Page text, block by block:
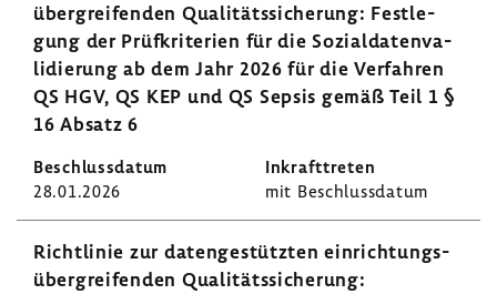
über­grei­fenden Quali­täts­si­che­rung: Fest­le­
gung der Prüf­kri­te­rien für die Sozi­al­da­ten­va­
li­die­rung ab dem Jahr 2026 für die Verfahren
QS HGV, QS KEP und QS Sepsis gemäß Teil 1 §
16 Absatz 6
28.01.2026 mit Beschluss­datum
Richt­linie zur daten­ge­stützten einrich­tungs­
über­grei­fenden Quali­täts­si­che­rung: